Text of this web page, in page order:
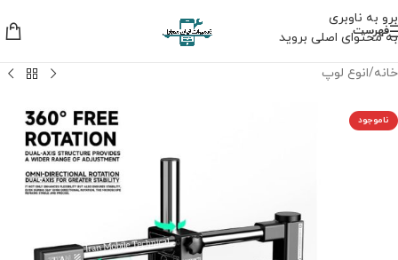
برو به ناوبری
به محتوای اصلی بروید
فهرست
خانه/انوع لوپ
ناموجود